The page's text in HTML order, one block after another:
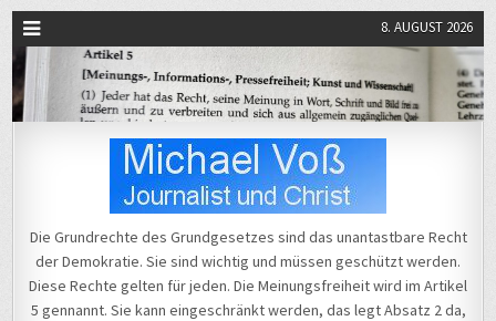
8. AUGUST 2026
Michael Voß
Die Grundrechte des Grundgesetzes sind das unantastbare Recht
der Demokratie. Sie sind wichtig und müssen geschützt werden.
Diese Rechte gelten für jeden. Die Meinungsfreiheit wird im Artikel
5 gennannt. Sie kann eingeschränkt werden, das legt Absatz 2 da,